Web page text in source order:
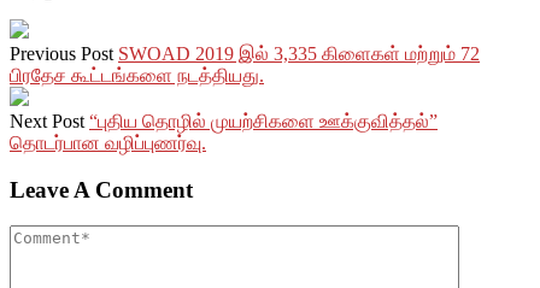
Previous Post SWOAD 2019 இல் 3,335 கிளைகள் மற்றும் 72
பிரதேச கூட்டங்களை நடத்தியது.
Next Post “புதிய தொழில் முயற்சிகளை ஊக்குவித்தல்”
தொடர்பான வழிப்புணர்வு.
Leave A Comment